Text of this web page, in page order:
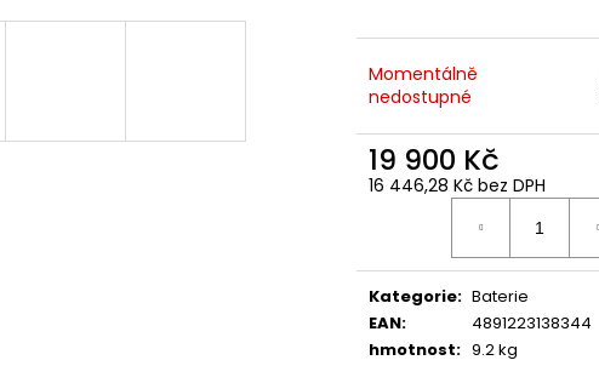
Momentálně
nedostupné
19 900 Kč
16 446,28 Kč bez DPH
Kategorie: Baterie
EAN:
4891223138344
hmotnost: 9.2 kg